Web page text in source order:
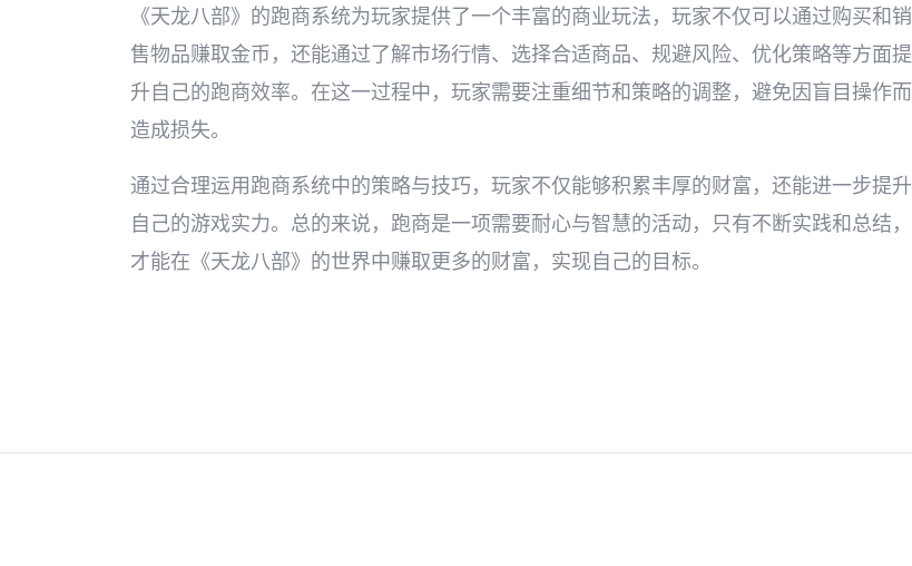
《天龙八部》的跑商系统为玩家提供了一个丰富的商业玩法，玩家不仅可以通过购买和销
售物品赚取金币，还能通过了解市场行情、选择合适商品、规避风险、优化策略等方面提
升自己的跑商效率。在这一过程中，玩家需要注重细节和策略的调整，避免因盲目操作而
造成损失。
通过合理运用跑商系统中的策略与技巧，玩家不仅能够积累丰厚的财富，还能进一步提升
自己的游戏实力。总的来说，跑商是一项需要耐心与智慧的活动，只有不断实践和总结，
才能在《天龙八部》的世界中赚取更多的财富，实现自己的目标。